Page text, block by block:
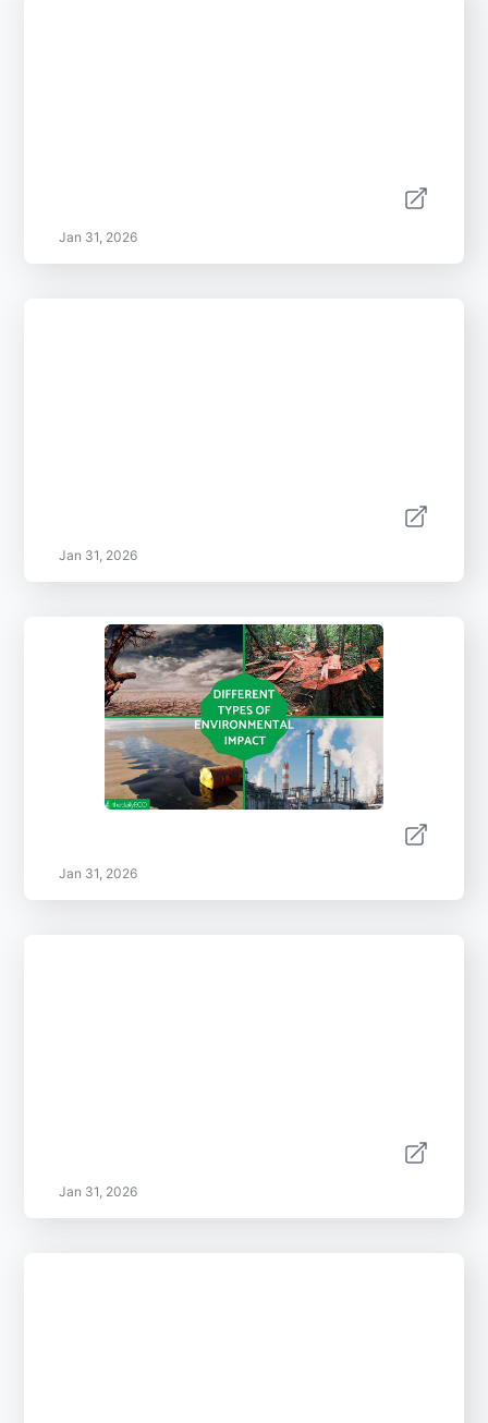
Jan 31, 2026
Jan 31, 2026
Jan 31, 2026
Jan 31, 2026